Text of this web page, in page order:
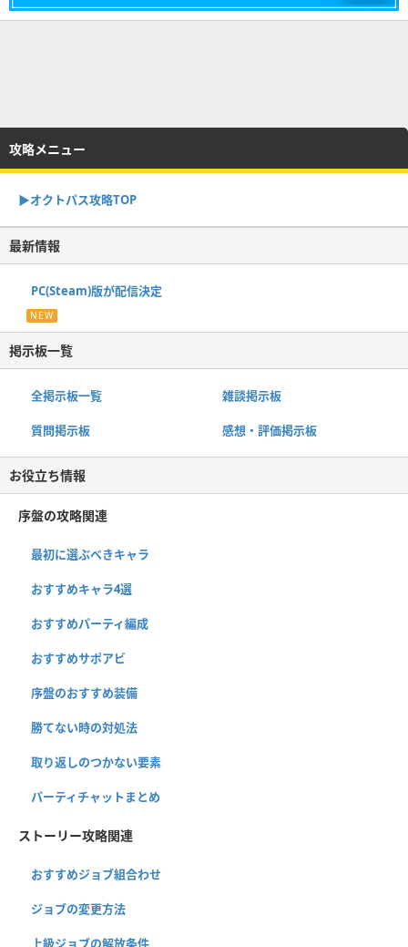
攻略メニュー
▶オクトパス攻略TOP
最新情報
PC(Steam)版が配信決定
NEW
掲示板一覧
全掲示板一覧 雑談掲示板
質問掲示板 感想・評価掲示板
お役立ち情報
序盤の攻略関連
最初に選ぶべきキャラ
おすすめキャラ4選
おすすめパーティ編成
おすすめサポアビ
序盤のおすすめ装備
勝てない時の対処法
取り返しのつかない要素
パーティチャットまとめ
ストーリー攻略関連
おすすめジョブ組合わせ
ジョブの変更方法
上級ジョブの解放条件